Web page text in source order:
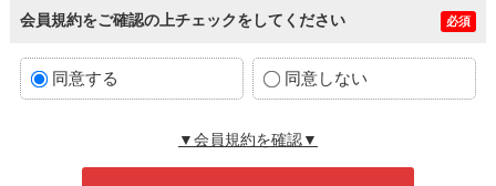
会員規約をご確認の上チェックをしてください 必須
同意する 同意しない
▼会員規約を確認▼